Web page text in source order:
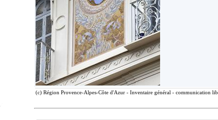
(c) Région Provence-Alpes-Côte d'Azur - Inventaire général - communication